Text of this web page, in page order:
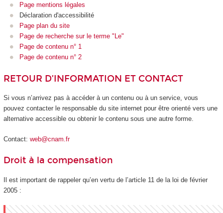
Page mentions légales
Déclaration d'accessibilité
Page plan du site
Page de recherche sur le terme "Le"
Page de contenu n° 1
Page de contenu n° 2
RETOUR D’INFORMATION ET CONTACT
Si vous n’arrivez pas à accéder à un contenu ou à un service, vous
pouvez contacter le responsable du site internet pour être orienté vers une
alternative accessible ou obtenir le contenu sous une autre forme.
Contact: web@cnam.fr
Droit à la compensation
Il est important de rappeler qu’en vertu de l’article 11 de la loi de février
2005 :